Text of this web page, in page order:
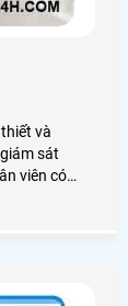
và
sát
viên có